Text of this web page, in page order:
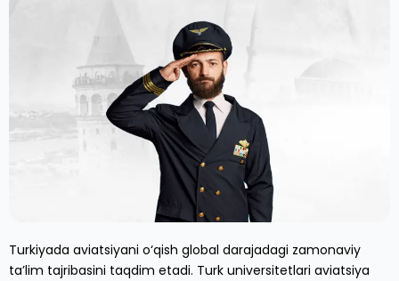
Turkiyada aviatsiyani o‘qish global darajadagi zamonaviy
ta’lim tajribasini taqdim etadi. Turk universitetlari aviatsiya